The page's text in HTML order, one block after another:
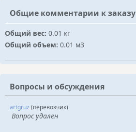
Общие комментарии к заказу
Общий вес: 0.01 кг
Общий объем: 0.01 м3
Вопросы и обсуждения
artgruz (перевозчик)
Вопрос удален